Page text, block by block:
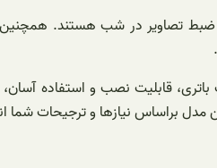
تصاویر در شب هستند. همچنین،
قابلیت نصب و استفاده آسان،
مدل براساس نیازها و ترجیحات شما